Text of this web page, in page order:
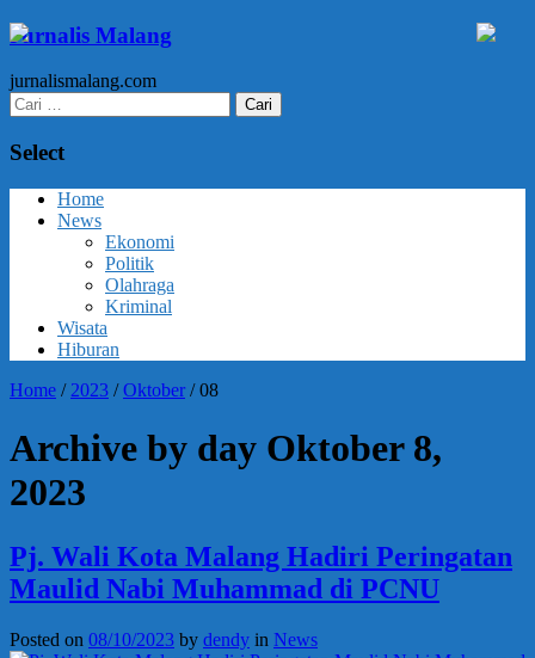
Jurnalis Malang
jurnalismalang.com
Cari
untuk:
Select
Home
News
Ekonomi
Politik
Olahraga
Kriminal
Wisata
Hiburan
Home / 2023 /Oktober /08
Archive by day Oktober 8,
2023
Pj. Wali Kota Malang Hadiri Peringatan
Maulid Nabi Muhammad di PCNU
Posted on 08/10/2023 by dendy in News